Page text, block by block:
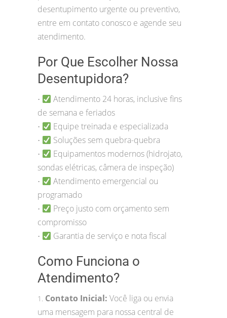
desentupimento urgente ou preventivo,
entre em contato conosco e agende seu
atendimento.
Por Que Escolher Nossa
Desentupidora?
•
Atendimento 24 horas, inclusive fins
de semana e feriados
• Equipe treinada e especializada
• Soluções sem quebra-quebra
•
Equipamentos modernos (hidrojato,
sondas elétricas, câmera de inspeção)
•
Atendimento emergencial ou
programado
•
Preço justo com orçamento sem
compromisso
• Garantia de serviço e nota fiscal
Como Funciona o
Atendimento?
1. Contato Inicial: Você liga ou envia
uma mensagem para nossa central de